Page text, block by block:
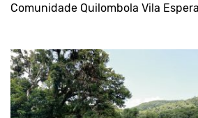
Comunidade Quilombola Vila